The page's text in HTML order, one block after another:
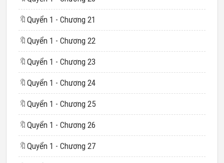
🔖 Quyển 1 - Chương 21
🔖 Quyển 1 - Chương 22
🔖 Quyển 1 - Chương 23
🔖 Quyển 1 - Chương 24
🔖 Quyển 1 - Chương 25
🔖 Quyển 1 - Chương 26
🔖 Quyển 1 - Chương 27